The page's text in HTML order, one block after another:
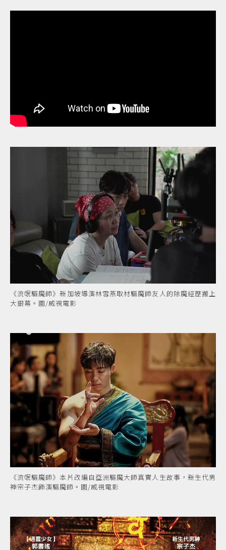
《流氓驅魔師》新加坡導演林雪燕取材驅魔師友人的除魔經歷搬上
大銀幕。圖/威視電影
《流氓驅魔師》本片改編自亞洲驅魔大師真實人生故事，新生代男
神宗子杰飾演驅魔師。圖/威視電影